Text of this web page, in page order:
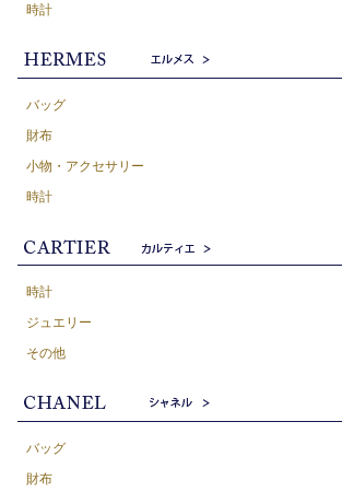
時計
バッグ
財布
小物・アクセサリー
時計
時計
ジュエリー
その他
バッグ
財布